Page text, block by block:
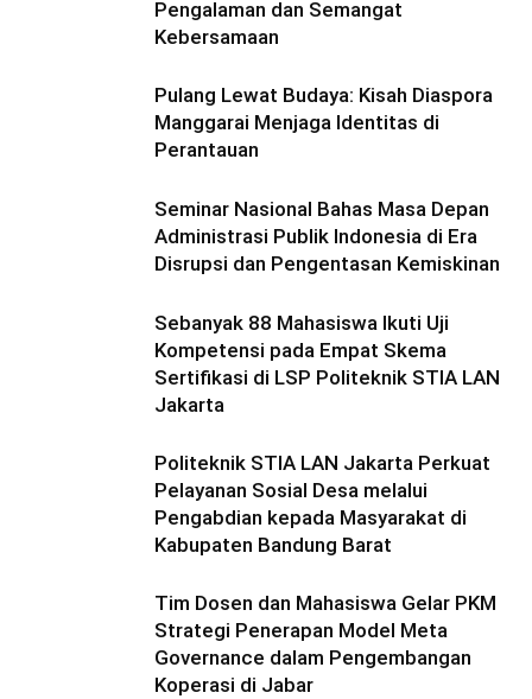
Pengalaman dan Semangat
Kebersamaan
Pulang Lewat Budaya: Kisah Diaspora
Manggarai Menjaga Identitas di
Perantauan
Seminar Nasional Bahas Masa Depan
Administrasi Publik Indonesia di Era
Disrupsi dan Pengentasan Kemiskinan
Sebanyak 88 Mahasiswa Ikuti Uji
Kompetensi pada Empat Skema
Sertifikasi di LSP Politeknik STIA LAN
Jakarta
Politeknik STIA LAN Jakarta Perkuat
Pelayanan Sosial Desa melalui
Pengabdian kepada Masyarakat di
Kabupaten Bandung Barat
Tim Dosen dan Mahasiswa Gelar PKM
Strategi Penerapan Model Meta
Governance dalam Pengembangan
Koperasi di Jabar